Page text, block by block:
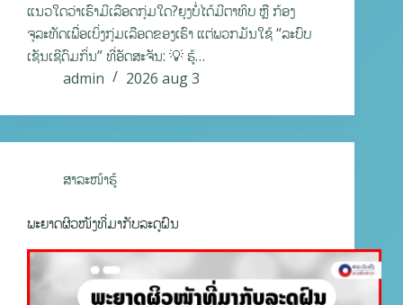
ແນວໃດວ່າເຮົາມີເລືອດກຸ່ມໃດ?ຍຸງບໍ່ໄດ້ມີຕາທິບ ຫຼື ກ້ອງ
ຈຸລະທັດເພື່ອເບິ່ງກຸ່ມເລືອດຂອງເຮົາ ແຕ່ພວກມັນໃຊ້ “ລະບົບ
ເຊັນເຊີດົມກິ່ນ” ທີ່ອັດສະຈັນ: 💡 ຮູ້…
admin
2026 aug 3
ສາລະໜ້າຮູ້
ພະຍາດຜິວໜັງທີ່ມາກັບລະດູຝົນ